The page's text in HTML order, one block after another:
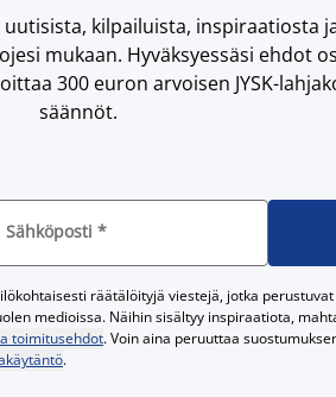
uutisista, kilpailuista, inspiraatiosta
mukaan. Hyväksyessäsi ehdot
300 euron arvoisen JYSK-
säännöt.
Sähköposti *
räätälöityjä viestejä, jotka
medioissa. Näihin sisältyy inspiraatiota,
toimitusehdot. Voin aina peruuttaa
.